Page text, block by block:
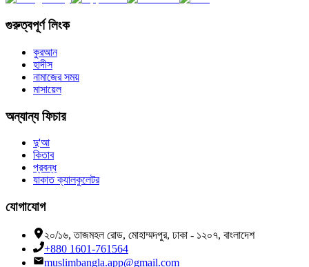
গুরুত্বপূর্ণ লিংক
কুরআন
হাদীস
নামাজের সময়
মাসায়েল
অন্যান্য ফিচার
দু'আ
কিতাব
প্রবন্ধ
যাকাত ক্যালকুলেটর
যোগাযোগ
২০/১৬, তাজমহল রোড, মোহাম্মদপুর, ঢাকা - ১২০৭, বাংলাদেশ
+880 1601-761564
muslimbangla.app@gmail.com